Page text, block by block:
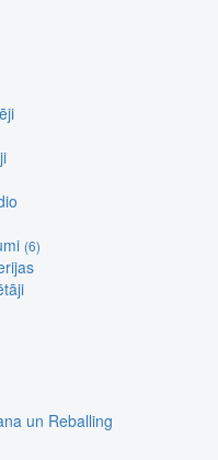
(6)
un Reballing